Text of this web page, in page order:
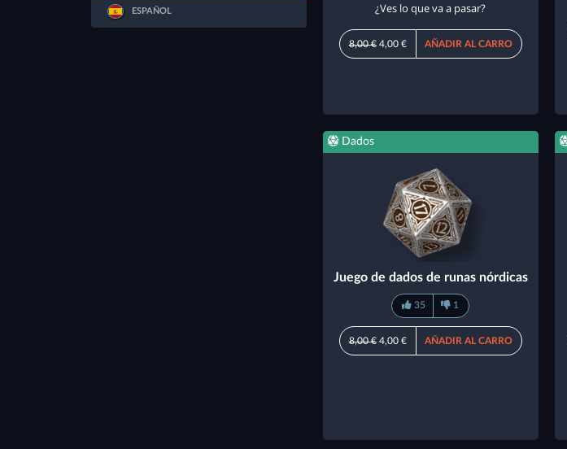
ESPAÑOL ¿Ves lo que va a pasar?
8,00 €4,00 € AÑADIR AL CARRO
Dados
Juego de dados de runas nórdicas
35 1
8,00 €4,00 € AÑADIR AL CARRO